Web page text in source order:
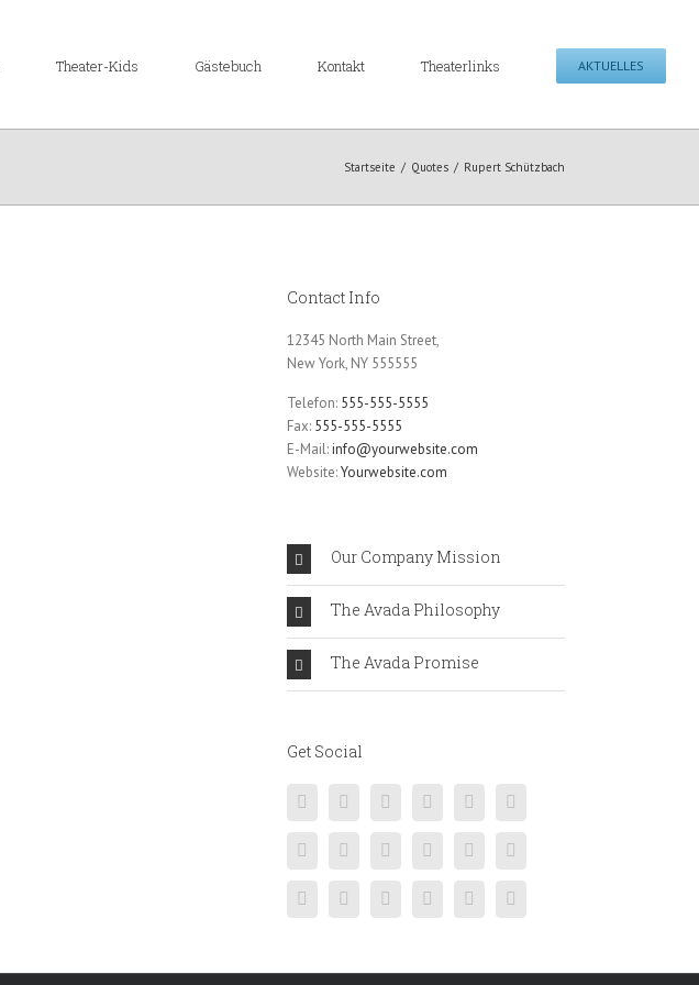
Theater-Kids Gästebuch Kontakt Theaterlinks AKTUELLES
Startseite / Quotes / Rupert Schützbach
Contact Info
12345 North Main Street,
New York, NY 555555
Telefon: 555-555-5555
Fax: 555-555-5555
E-Mail:info@yourwebsite.com
Website:Yourwebsite.com
Our Company Mission
The Avada Philosophy
The Avada Promise
Get Social